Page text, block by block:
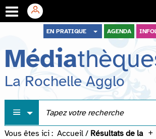
menu
contenu
recherche
EN PRATIQUE AGENDA
Média
La Rochelle Agglo
Vous êtes ici : Accueil / Résultats de la